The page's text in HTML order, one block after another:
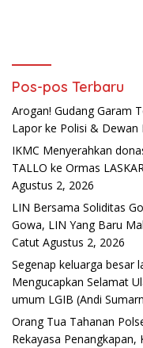
Pos-pos Terbaru
Arogan! Gudang Garam
Lapor ke Polisi & Dewan
IKMC Menyerahkan
TALLO ke Ormas
Agustus 2, 2026
LIN Bersama Soliditas
Gowa, LIN Yang Baru
Catut Agustus 2, 2026
Segenap keluarga besar
Mengucapkan Selamat
umum LGIB (Andi
Orang Tua Tahanan
Rekayasa